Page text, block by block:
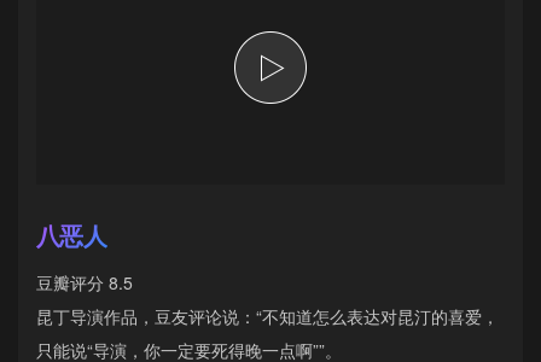
八恶人
豆瓣评分 8.5
昆丁导演作品，豆友评论说：“不知道怎么表达对昆汀的喜爱，
只能说“导演，你一定要死得晚一点啊””。